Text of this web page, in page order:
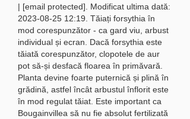
| [email protected]. Modificat ultima dată:
2023-08-25 12:19. Tăiați forsythia în
mod corespunzător - ca gard viu, arbust
individual și ecran. Dacă forsythia este
tăiată corespunzător, clopotele de aur
pot să-și desfacă floarea în primăvară.
Planta devine foarte puternică și plină în
grădină, astfel încât arbustul înflorit este
în mod regulat tăiat. Este important ca
Bougainvillea să nu fie absolut fertilizată